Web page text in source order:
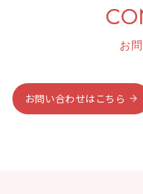
お
お問い合わせはこちら